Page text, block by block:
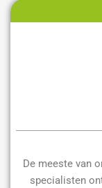
De meeste van
specialisten